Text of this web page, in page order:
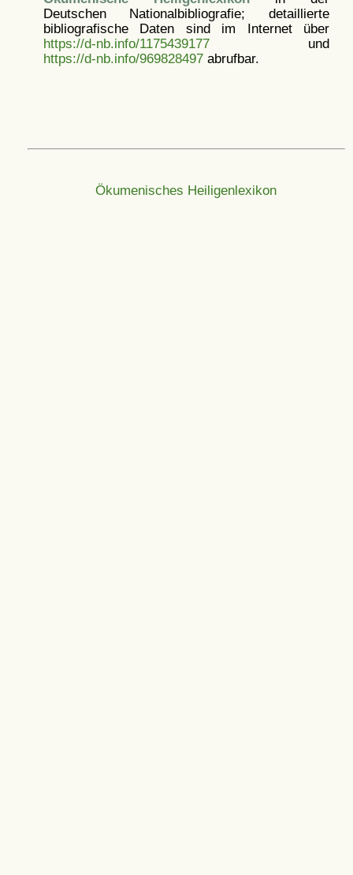
Deutschen Nationalbibliografie; detaillierte
bibliografische Daten sind im Internet über
https://d-nb.info/1175439177und
https://d-nb.info/969828497abrufbar.
Ökumenisches Heiligenlexikon